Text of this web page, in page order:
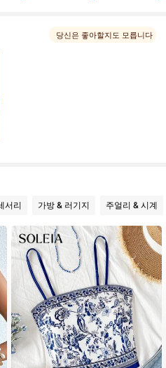
당신은 좋아할지도 모릅니다
서리 가방 & 러기지 주얼리 & 시계